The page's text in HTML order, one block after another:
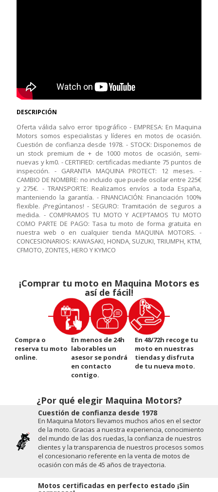
DESCRIPCIÓN
Oferta válida salvo error tipográfico - EMPRESA: En Maquina
Motors somos especialistas y líderes en motos de ocasión.
Cuestión de confianza desde 1978. - STOCK: Disponemos de
un stock premium de + de 1000 motos de ocasión, semi-
nuevas y km0. - CERTIFIED: certificadas mediante 75 puntos de
inspección. - GARANTIA MAQUINA PROTECT: 12 meses. -
CAMBIO DE NOMBRE: no incluido que puede oscilar entre 225€
y 275€. - TRANSPORTE: Realizamos envíos a toda España,
manteniendo la garantía. - FINANCIACIÓN: Financiación 100%
flexible. ¡Pregúntanos! - SEGURO: Tramitación de seguros a
medida. - COMPRAMOS TU MOTO Y ACEPTAMOS TU MOTO
COMO PARTE DE PAGO: Tasa tu moto de forma gratuita en
nuestra web o en cualquier tienda MAQUINA MOTORS. -
CONCESIONARIOS: KAWASAKI, HONDA, SUZUKI, TRIUMPH, KTM,
CFMOTO, ZONTES, HERO Y KYMCO
¡Comprar tu moto en Maquina Motors es
así de fácil!
Compra o
reserva tu moto
online.
En menos de 24h
laborables un
asesor se pondrá
en contacto
contigo.
En 48/72h recoge tu
moto en nuestras
tiendas y disfruta
de tu nueva moto.
¿Por qué elegir Maquina Motors?
Cuestión de conﬁanza desde 1978
En Maquina Motors llevamos muchos años en el sector
de la moto. Gracias a nuestra experiencia, conocimiento
del mundo de las dos ruedas, la conﬁanza de nuestros
clientes y la transparencia de nuestros procesos somos
el concesionario referente en la venta de motos de
ocasión con más de 45 años de trayectoria.
Motos certificadas en perfecto estado ¡Sin